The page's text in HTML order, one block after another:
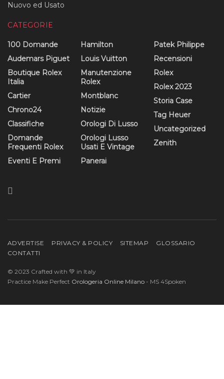
Nuovo ed Usato
CATEGORIE
100 Domande
Audemars Piguet
Boutique Rolex
Italia
Cartier
Chrono24
Classifiche
Domande
Frequenti Rolex
Eventi E Premi
Hamilton
Louis Vuitton
Manutenzione
Rolex
Montblanc
Notizie
Orologi Di Lusso
Orologi Lusso
Usati E Vintage
Panerai
Patek Philippe
Recensioni
Rolex
Rolex 2023
Storia Case
Tag Heuer
Uncategorized
Zenith
ADVERTISE PRIVACY & POLICY SITEMAP
GLOSSARIO
CONTATTI
© 2023 Crafted with 💚 in Italy
Practice Make Perfect Orologeria Online Milano - MS 4Spoken